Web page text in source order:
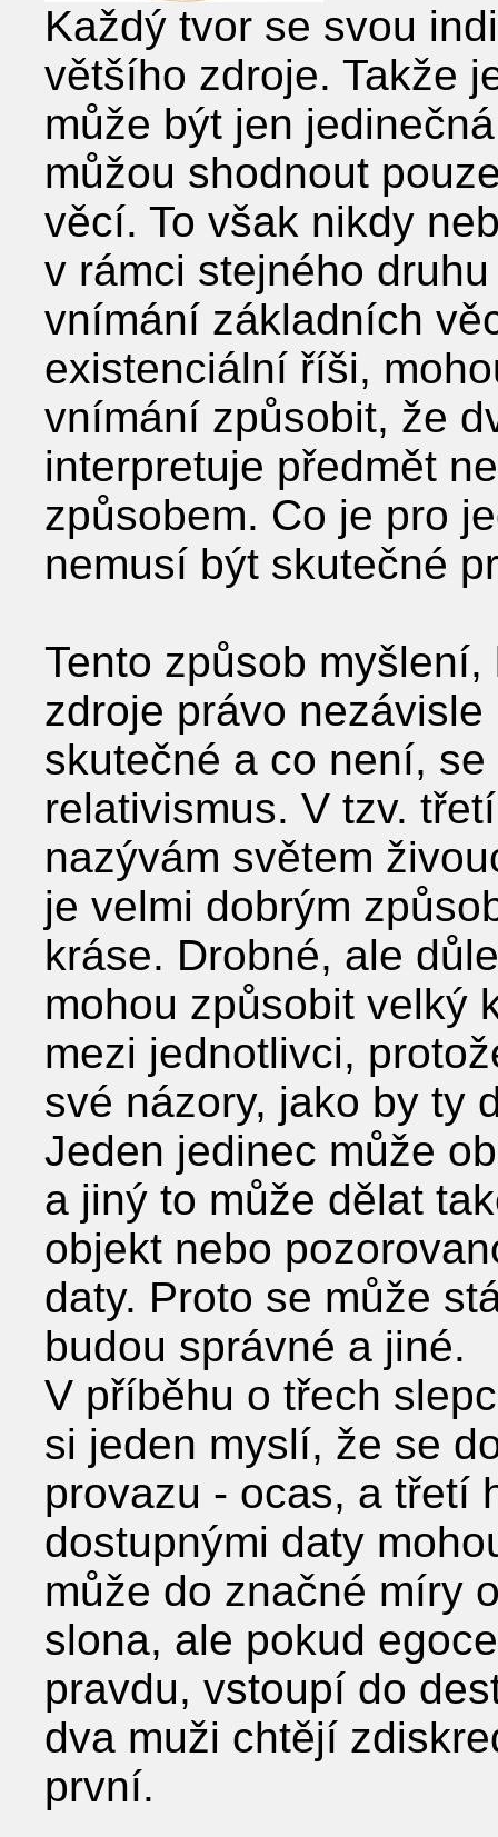
Každý tvor se svou
většího zdroje. Takže
může být jen
můžou shodnout
věcí. To však nikdy
v rámci stejného
vnímání základních
existenciální říši,
vnímání způsobit, že
interpretuje předmět
způsobem. Co je pro
nemusí být skutečné
Tento způsob
zdroje právo
skutečné a co není,
relativismus. V tzv.
nazývám světem
je velmi dobrým
kráse. Drobné, ale
mohou způsobit velký
mezi jednotlivci,
své názory, jako by ty
Jeden jedinec může
a jiný to může dělat
objekt nebo
daty. Proto se může
budou správné a jiné.
V příběhu o třech
si jeden myslí, že se
provazu - ocas, a třetí
dostupnými daty
může do značné míry
slona, ale pokud
pravdu, vstoupí do
dva muži chtějí
první.